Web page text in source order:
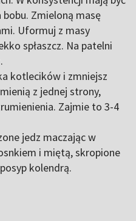
Zmieloną masę
Uformuj z masy
spłaszcz. Na patelni
kotlecików i zmniejsz
z jednej strony,
Zajmie to 3-4
jedz maczając w
i miętą, skropione
kolendrą.